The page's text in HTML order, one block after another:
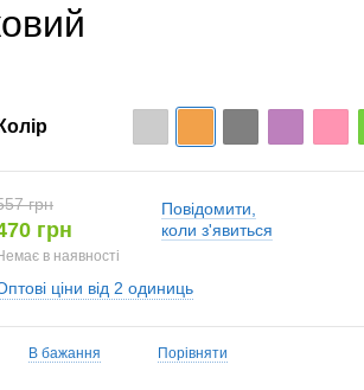
Колір
грн
грн
в наявності
Повідомити,
коли з'явиться
ціни від 2 одиниць
В бажання Порівняти